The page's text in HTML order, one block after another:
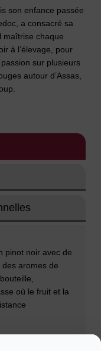
son enfance passée
a consacré sa
maîtrise chaque
à l’élevage, pour
sur plusieurs
autour d’Assas,
pinot noir avec de
aromes de
où le fruit et la